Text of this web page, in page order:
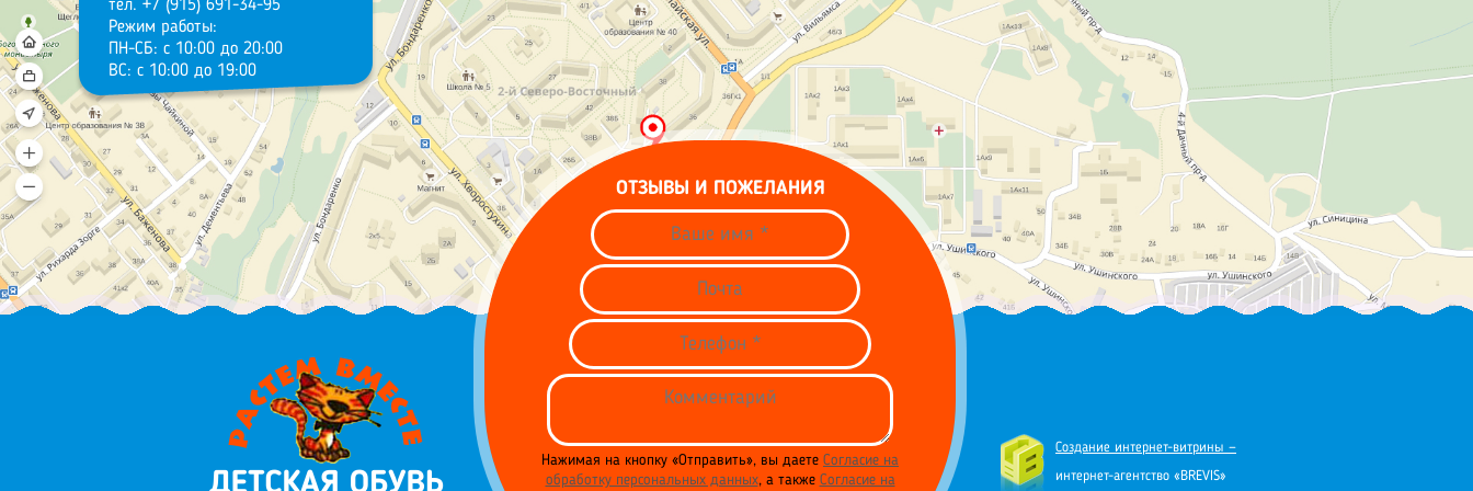
тел. +7 (915) 691-34-95
Режим работы:
ПН-СБ: с 10:00 до 20:00
ВС: с 10:00 до 19:00
Создание интернет-витрины —
интернет-агентство «BREVIS»
ОТЗЫВЫ И ПОЖЕЛАНИЯ
Нажимая на кнопку «Отправить», вы даете Согласие на
обработку персональных данных, а также Согласие на